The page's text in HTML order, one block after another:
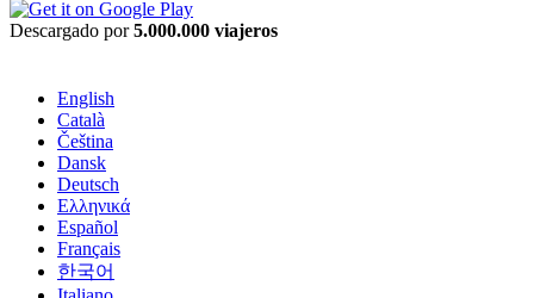
Descargado por5.000.000 viajeros
English
Català
Čeština
Dansk
Deutsch
Ελληνικά
Español
Français
한국어